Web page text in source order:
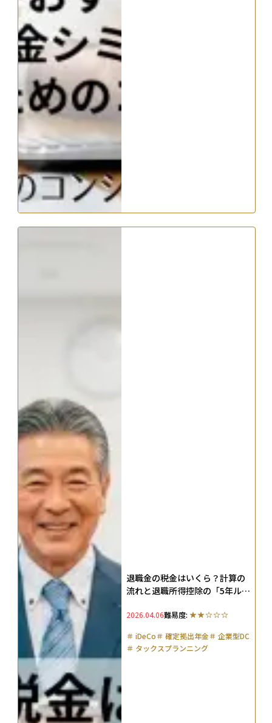
退職金の税金はいくら？計算の
流れと退職所得控除の「5年ルー
2026.04.06難易度:
＃ iDeCo＃ 確定拠出年金＃ 企業型DC
＃ タックスプランニング